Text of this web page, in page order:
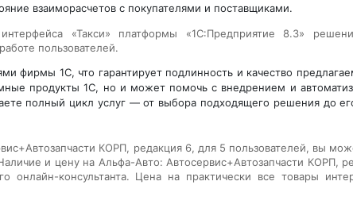
взаиморасчетов с покупателями и поставщиками.
«Такси» платформы «1С:Предприятие 8.3»
пользователей.
фирмы 1С, что гарантирует подлинность и качество
продукты 1С, но и может помочь с внедрением и
полный цикл услуг — от выбора подходящего решения до
КОРП, редакция 6, для 5 пользователей, вы
и цену на Альфа-Авто: Автосервис+Автозапчасти КОРП,
онлайн-консультанта. Цена на практически все товары